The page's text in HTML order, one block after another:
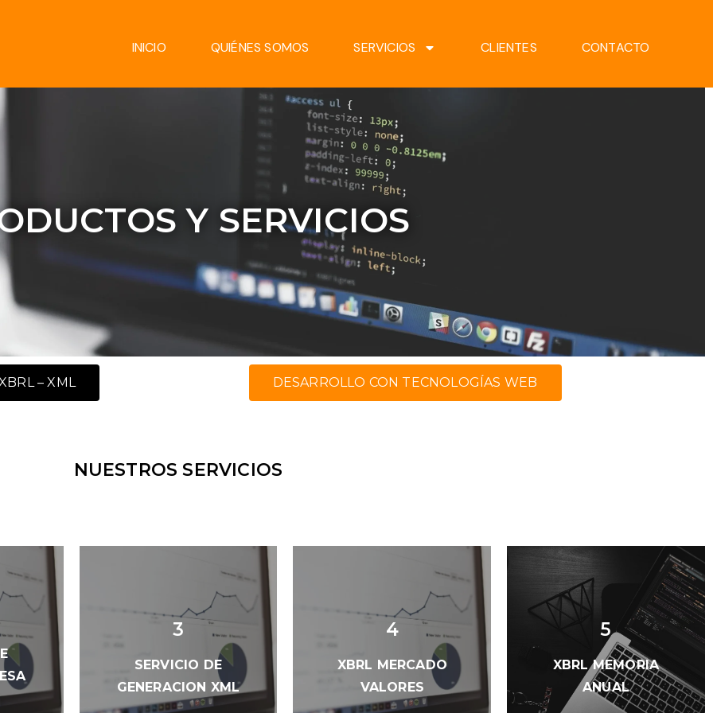
INICIO QUIÉNES SOMOS SERVICIOS CLIENTES CONTACTO
Y SERVICIOS
– XML DESARROLLO CON TECNOLOGÍAS WEB
NUESTROS SERVICIOS
3
SERVICIO DE
GENERACION XML
4
XBRL MERCADO
VALORES
5
XBRL MEMORIA
ANUAL